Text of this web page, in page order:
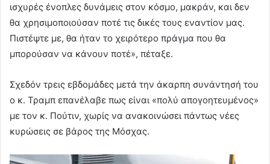
ισχυρές ένοπλες δυνάμεις στον κόσμο, μακράν, και δεν
θα χρησιμοποιούσαν ποτέ τις δικές τους εναντίον μας.
Πιστέψτε με, θα ήταν το χειρότερο πράγμα που θα
μπορούσαν να κάνουν ποτέ», πέταξε.
Σχεδόν τρεις εβδομάδες μετά την άκαρπη συνάντησή του
ο κ. Τραμπ επανέλαβε πως είναι «πολύ απογοητευμένος»
με τον κ. Πούτιν, χωρίς να ανακοινώσει πάντως νέες
κυρώσεις σε βάρος της Μόσχας.